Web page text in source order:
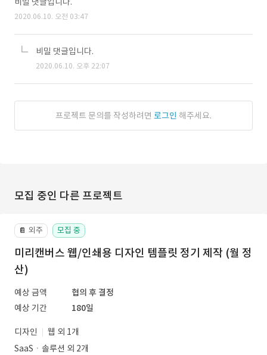
2020.06.10. 오전 03:47
비밀 댓글입니다.
2020.06.10. 오후 22:07
프로젝트 문의를 작성하려면 로그인 해주세요.
모집 중인 다른 프로젝트
📔 외주 모집 중
미리캔버스 웹/인쇄용 디자인 템플릿 정기 제작 (월 정
산)
예상 금액
협의 후 결정
예상 기간
180일
디자인
웹 외 1개
SaaSㆍ솔루션 외 2개